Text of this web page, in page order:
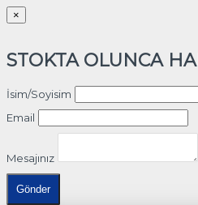
×
STOKTA OLUNCA
İsim/Soyisim
Email
Mesajınız
Gönder